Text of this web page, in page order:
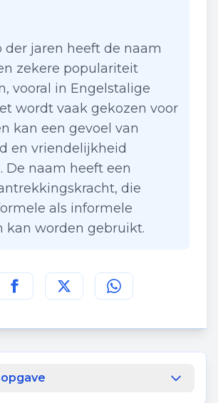
der jaren heeft de naam
zekere populariteit
vooral in Engelstalige
wordt vaak gekozen voor
kan een gevoel van
en vriendelijkheid
De naam heeft een
die
als informele
kan worden gebruikt.
Deel deze pagina op
Deel deze pagina op
Deel deze pagina